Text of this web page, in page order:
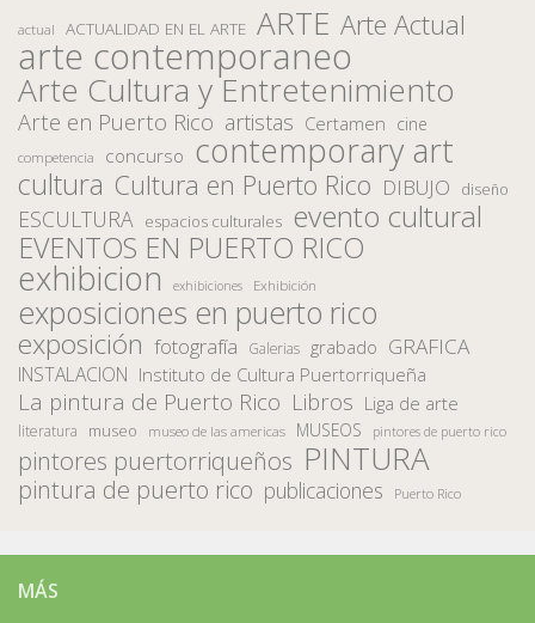
actual ACTUALIDAD EN EL ARTE ARTE Arte Actual
arte contemporaneo
Arte Cultura y Entretenimiento
Arte en Puerto Rico artistas Certamen cine
competencia concurso contemporary art
cultura Cultura en Puerto Rico DIBUJO diseño
ESCULTURA espacios culturales evento cultural
EVENTOS EN PUERTO RICO
exhibicion exhibiciones Exhibición
exposiciones en puerto rico
exposición fotografía Galerias grabado GRAFICA
INSTALACION Instituto de Cultura Puertorriqueña
La pintura de Puerto Rico Libros Liga de arte
literatura museo museo de las americas MUSEOS pintores de puerto rico
pintores puertorriqueños PINTURA
pintura de puerto rico publicaciones Puerto Rico
MÁS